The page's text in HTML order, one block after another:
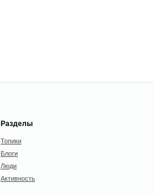
Разделы
Топики
Блоги
Люди
Активность